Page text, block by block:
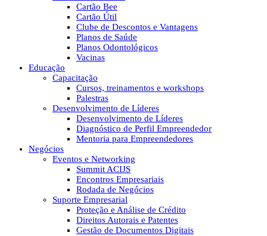
Cartão Bee
Cartão Útil
Clube de Descontos e Vantagens
Planos de Saúde
Planos Odontológicos
Vacinas
Educação
Capacitação
Cursos, treinamentos e workshops
Palestras
Desenvolvimento de Líderes
Desenvolvimento de Líderes
Diagnóstico de Perfil Empreendedor
Mentoria para Empreendedores
Negócios
Eventos e Networking
Summit ACIJS
Encontros Empresariais
Rodada de Negócios
Suporte Empresarial
Proteção e Análise de Crédito
Direitos Autorais e Patentes
Gestão de Documentos Digitais